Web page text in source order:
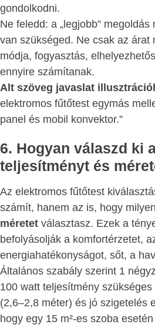
gondolkodni.
Ne feledd: a „legjobb”
van szükséged. Ne csak az árat
módja, fogyasztás,
ennyire számítanak.
Alt szöveg javaslat
elektromos fűtőtest egymás
panel és mobil konvektor.”
6. Hogyan válaszd ki
teljesítményt és
Az elektromos fűtőtest
számít, hanem az is, hogy milyen
méretet választasz. Ezek a
befolyásolják a komfortérzetet,
energiahatékonyságot, sőt, a
Általános szabály szerint 1
100 watt teljesítmény
(2,6–2,8 méter) és jó szigetelés
hogy egy 15 m²-es szoba